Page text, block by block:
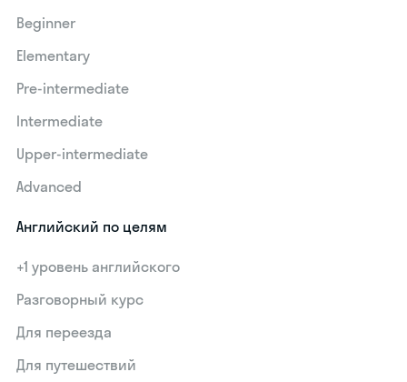
Beginner
Elementary
Pre-intermediate
Intermediate
Upper-intermediate
Advanced
Английский по целям
+1 уровень английского
Разговорный курс
Для переезда
Для путешествий